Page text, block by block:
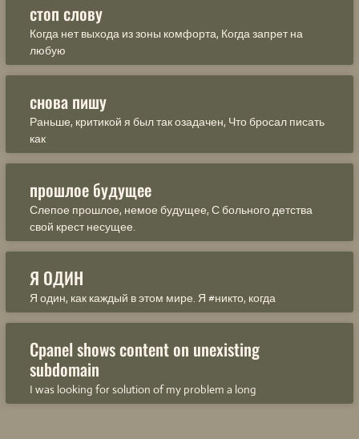
стоп слову
Когда нет выхода из зоны комфорта, Когда запрет на
любую
снова пишу
Раньше, критикой я был так озадачен, Что бросал писать
как
прошлое будущее
Слепое прошлое, немое будущее, С больного детства
свой крест несущее.
Я ОДИН
Я один, как каждый в этом мире. Я #никто, когда
Cpanel shows content on unexisting
subdomain
I was looking for solution of my problem a long